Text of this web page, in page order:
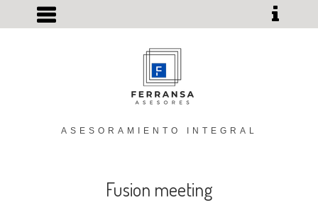
ASESORAMIENTO INTEGRAL
Fusion meeting